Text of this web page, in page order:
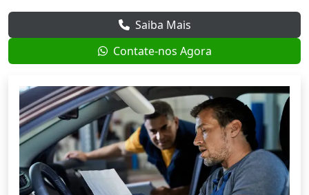
Saiba Mais
Contate-nos Agora